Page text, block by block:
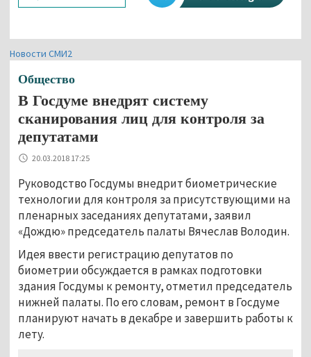
Новости СМИ2
Общество
В Госдуме внедрят систему
сканирования лиц для контроля за
депутатами
20.03.2018 17:25
Руководство Госдумы внедрит биометрические
технологии для контроля за присутствующими на
пленарных заседаниях депутатами, заявил
«Дождю» председатель палаты Вячеслав Володин.
Идея ввести регистрацию депутатов по
биометрии обсуждается в рамках подготовки
здания Госдумы к ремонту, отметил председатель
нижней палаты. По его словам, ремонт в Госдуме
планируют начать в декабре и завершить работы к
лету.